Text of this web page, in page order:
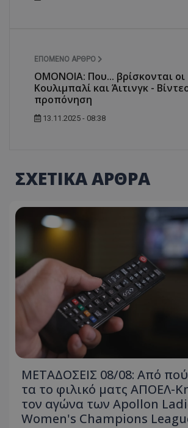
ΕΠΌΜΕΝΟ ΆΡΘΡΟ
ΟΜΟΝΟΙΑ: Που... βρίσκονται οι
Κουλιμπαλί και Άιτινγκ -
προπόνηση
13.11.2025 - 08:38
ΣΧΕΤΙΚΑ ΑΡΘΡΑ
ΜΕΤΑΔΟΣΕΙΣ 08/08: Από πού
τα το φιλικό ματς ΑΠΟΕΛ-
τον αγώνα των Apollon
Women's Champions